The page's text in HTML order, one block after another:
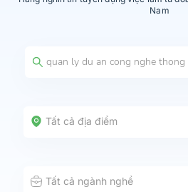
Nam
Tất cả địa điểm
Tất cả ngành nghề